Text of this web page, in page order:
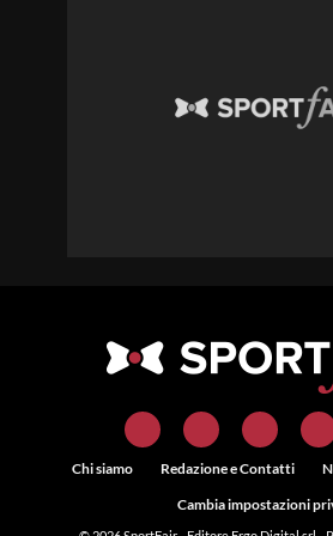
Chi siamo Redazione e Contatti
Cambia impostazioni